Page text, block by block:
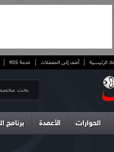
الرئيسية أضف إلى المفضلات خدمة RSS
الحوارات الأعمدة برنامج